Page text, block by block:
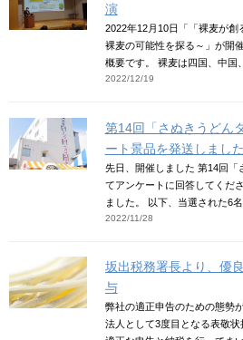
演
2022年12月10日「「裸麦が創
裸麦の可能性を探る～」が開
概要です。 裸麦は四国、中国
2022/12/19
第14回「さぬきうどん
ート景品を発送しました
先日、開催しました 第14回「
てアンケートに回答してくだ
ました。 以下、当選された6名
2022/11/28
坂出税務署長より、優
与
弊社の適正申告のための態勢
法人として3度目となる表敬